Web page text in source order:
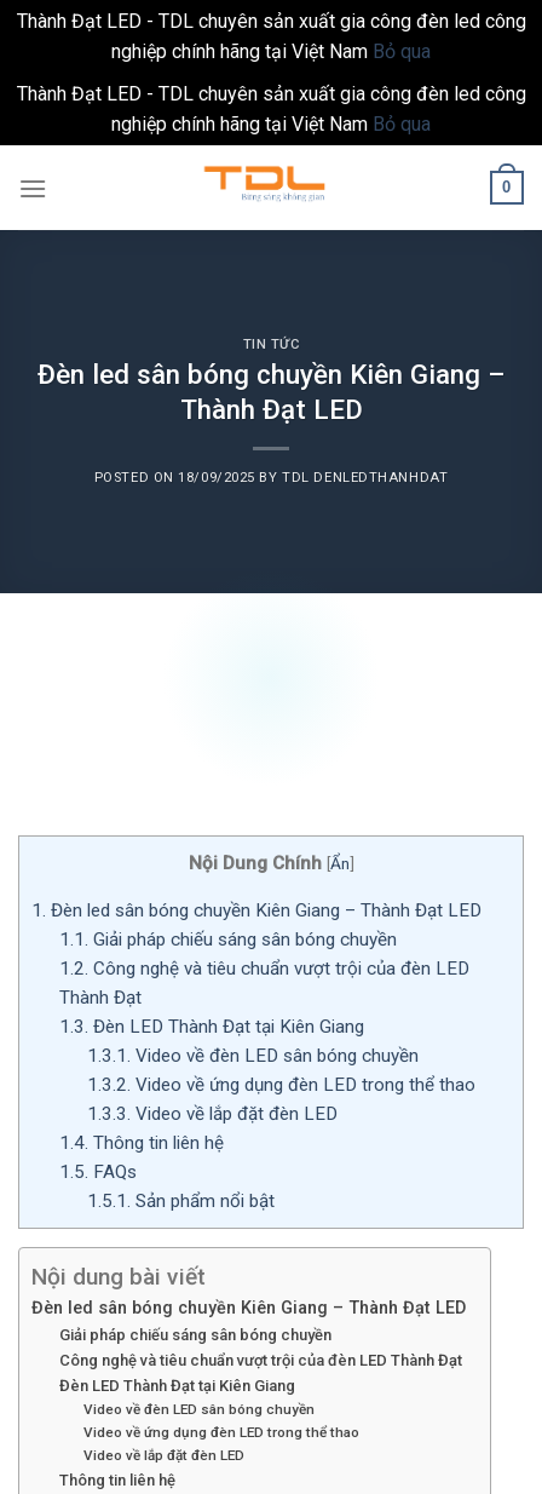
Thành Đạt LED - TDL chuyên sản xuất gia công đèn led công
nghiệp chính hãng tại Việt Nam Bỏ qua
Thành Đạt LED - TDL chuyên sản xuất gia công đèn led công
nghiệp chính hãng tại Việt Nam Bỏ qua
0
TIN TỨC
Đèn led sân bóng chuyền Kiên Giang –
Thành Đạt LED
POSTED ON18/09/2025 BYTDL DENLEDTHANHDAT
Nội Dung Chính [Ẩn]
1. Đèn led sân bóng chuyền Kiên Giang – Thành Đạt LED
1.1. Giải pháp chiếu sáng sân bóng chuyền
1.2. Công nghệ và tiêu chuẩn vượt trội của đèn LED
Thành Đạt
1.3. Đèn LED Thành Đạt tại Kiên Giang
1.3.1. Video về đèn LED sân bóng chuyền
1.3.2. Video về ứng dụng đèn LED trong thể thao
1.3.3. Video về lắp đặt đèn LED
1.4. Thông tin liên hệ
1.5. FAQs
1.5.1. Sản phẩm nổi bật
Nội dung bài viết
Đèn led sân bóng chuyền Kiên Giang – Thành Đạt LED
Giải pháp chiếu sáng sân bóng chuyền
Công nghệ và tiêu chuẩn vượt trội của đèn LED Thành Đạt
Đèn LED Thành Đạt tại Kiên Giang
Video về đèn LED sân bóng chuyền
Video về ứng dụng đèn LED trong thể thao
Video về lắp đặt đèn LED
Thông tin liên hệ